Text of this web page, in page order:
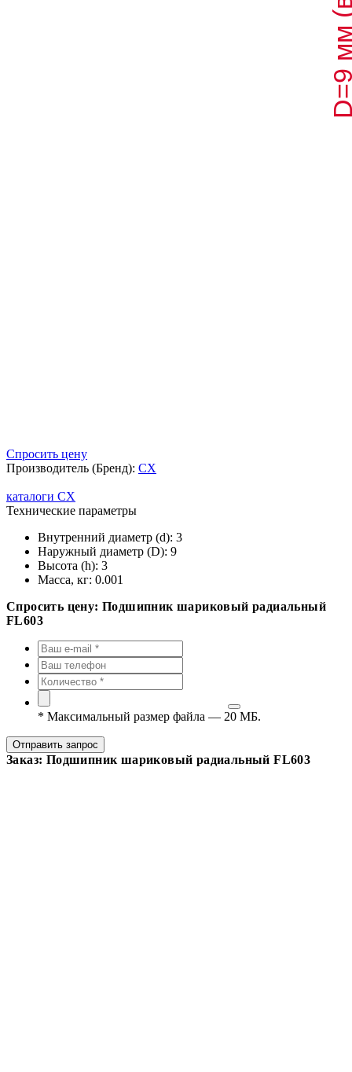
Спросить цену
Производитель (Бренд): CX
каталоги CX
Технические параметры
Внутренний диаметр (d): 3
Наружный диаметр (D): 9
Высота (h): 3
Масса, кг: 0.001
Спросить цену: Подшипник шариковый радиальный
FL603
* Максимальный размер файла — 20 МБ.
Отправить запрос
Заказ: Подшипник шариковый радиальный FL603